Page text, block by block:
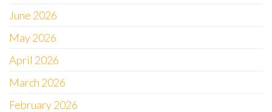
June 2026
May 2026
April 2026
March 2026
February 2026